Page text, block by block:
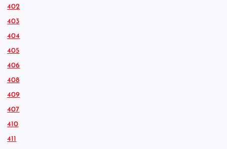
402
403
404
405
406
408
409
407
410
411